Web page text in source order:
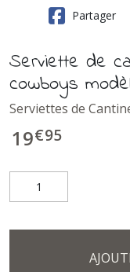
Partager
Serviette de
cowboys
Serviettes de
19€95